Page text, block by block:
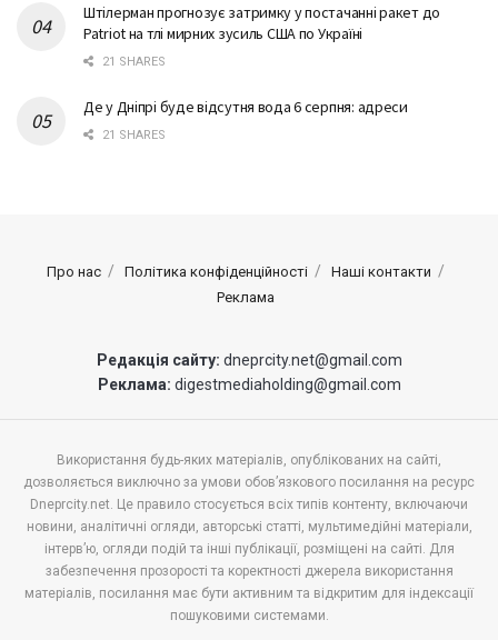
Штілерман прогнозує затримку у постачанні ракет до
Patriot на тлі мирних зусиль США по Україні
21 SHARES
Де у Дніпрі буде відсутня вода 6 серпня: адреси
21 SHARES
Про нас Політика конфіденційності
Наші контакти
Реклама
Редакція сайту: dneprcity.net@gmail.com
Реклама: digestmediaholding@gmail.com
Використання будь-яких матеріалів, опублікованих на сайті,
дозволяється виключно за умови обов’язкового посилання на ресурс
Dneprcity.net. Це правило стосується всіх типів контенту, включаючи
новини, аналітичні огляди, авторські статті, мультимедійні матеріали,
інтерв’ю, огляди подій та інші публікації, розміщені на сайті. Для
забезпечення прозорості та коректності джерела використання
матеріалів, посилання має бути активним та відкритим для індексації
пошуковими системами.